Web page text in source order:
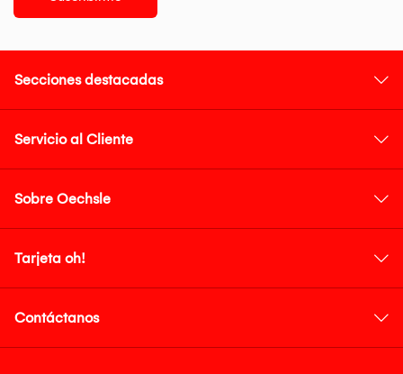
Secciones destacadas
Servicio al Cliente
Sobre Oechsle
Tarjeta oh!
Contáctanos